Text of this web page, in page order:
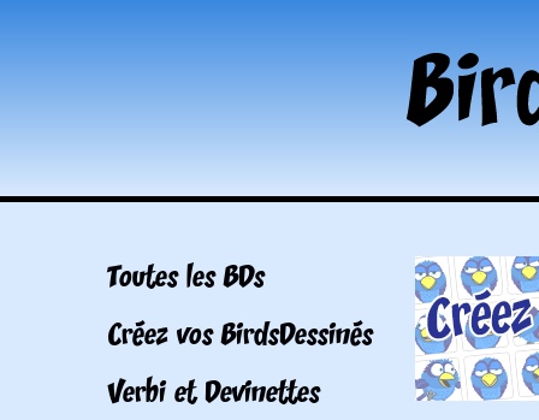
Toutes les BDs
Créez vos BirdsDessinés
Verbi et Devinettes